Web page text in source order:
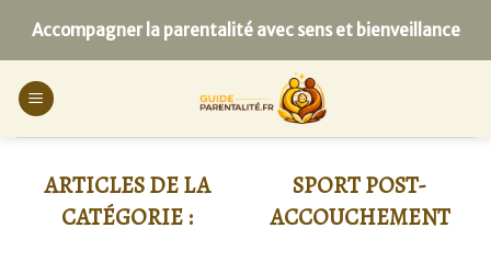
content
Accompagner la parentalité avec sens et bienveillance
SPORT POST-
ACCOUCHEMENT